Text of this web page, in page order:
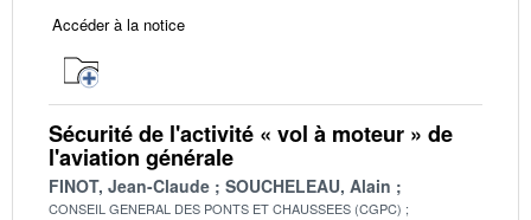
Accéder à la notice
Sécurité de l'activité « vol à moteur » de
l'aviation générale
FINOT, Jean-Claude SOUCHELEAU, Alain
CONSEIL GENERAL DES PONTS ET CHAUSSEES (CGPC)